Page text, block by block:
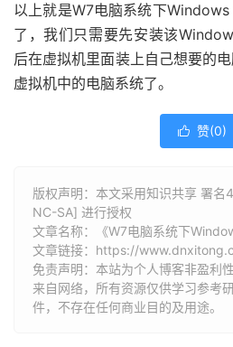
以上就是W7电脑系统下
了，我们只需要先安装该
后在虚拟机里面装上自己想要的
虚拟机中的电脑系统了。
 赞(0)
版权声明：本文采用知识共享 署
NC-SA] 进行授权
文章名称：《W7电脑系统下
文章链接： https://
免责声明：本站为个人博客非盈利
来自网络，所有资源仅供学习参考
件，不存在任何商业目的及用途。